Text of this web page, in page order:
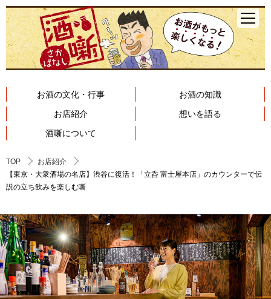
お酒の文化・行事
お酒の知識
お店紹介
想いを語る
酒噺について
TOP
お店紹介
【東京・大衆酒場の名店】渋谷に復活！「立呑 富士屋本店」のカウンターで伝
説の立ち飲みを楽しむ噺